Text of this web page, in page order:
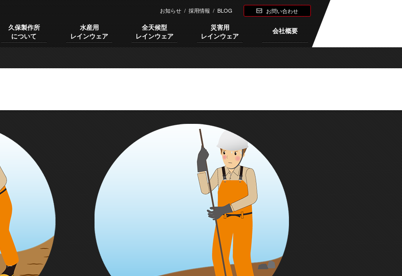
お知らせ/採用情報/BLOG お問い合わせ
久保製作所
について
水産用
レインウェア
全天候型
レインウェア
災害用
レインウェア
会社概要